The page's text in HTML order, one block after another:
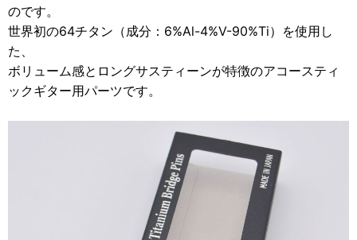
のです。
世界初の64チタン（成分：6%Al-4%V-90%Ti）を使用し
た、
ボリューム感とロングサスティーンが特徴のアコースティ
ックギター用パーツです。